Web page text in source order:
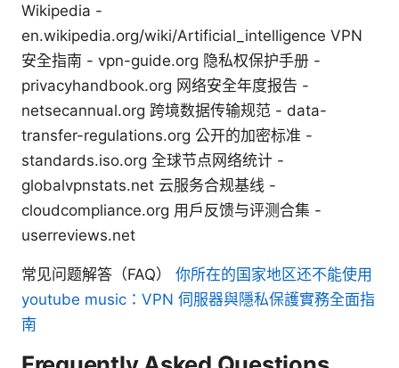
Wikipedia -
en.wikipedia.org/wiki/Artificial_intelligence VPN
安全指南 - vpn-guide.org 隐私权保护手册 -
privacyhandbook.org 网络安全年度报告 -
netsecannual.org 跨境数据传输规范 - data-
transfer-regulations.org 公开的加密标准 -
standards.iso.org 全球节点网络统计 -
globalvpnstats.net 云服务合规基线 -
cloudcompliance.org 用户反馈与评测合集 -
userreviews.net
常见问题解答（FAQ） 你所在的国家地区还不能使用
youtube music：VPN 伺服器與隱私保護實務全面指
南